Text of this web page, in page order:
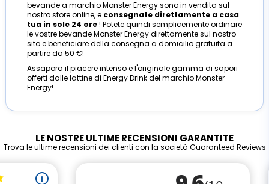
bevande a marchio Monster Energy sono in vendita sul
nostro store online, e consegnate direttamente a casa
tua in sole 24 ore! Potete quindi semplicemente ordinare
le vostre bevande Monster Energy direttamente sul nostro
sito e beneficiare della consegna a domicilio gratuita a
partire da 50 €!
Assapora il piacere intenso e l'originale gamma di sapori
offerti dalle lattine di Energy Drink del marchio Monster
Energy!
LE NOSTRE ULTIME RECENSIONI GARANTITE
Trova le ultime recensioni dei clienti con la società Guaranteed Reviews